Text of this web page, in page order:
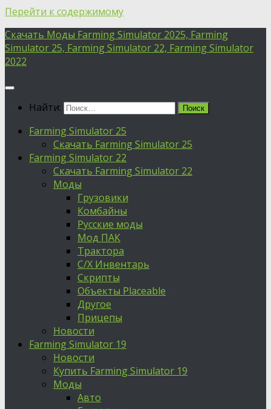
Перейти к содержимому
Скачать Моды Farming Simulator 2025, Farming
Simulator 25, Farming Simulator 22, Farming Simulator
2022
Найти:
Farming Simulator 25
Скачать Farming Simulator 25
Farming Simulator 22
Скачать Farming Simulator 22
Моды
Грузовики
Комбайны
Русские моды
Мод ПАК
Трактора
С/Х Инвентарь
Скрипты
Объекты Placeable
Другое
Прицепы
Новости
Farming Simulator 19
Новости
Купить Farming Simulator 19
Моды
Авто